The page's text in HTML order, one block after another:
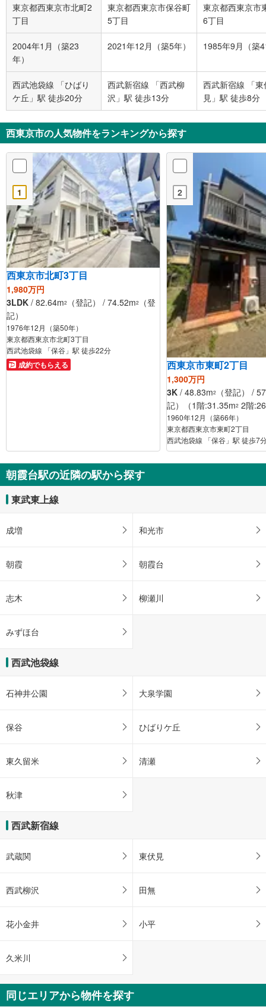
東京都西東京市北町2
丁目
東京都西東京市保谷町
5丁目
東京都西東京市
6丁目
2004年1月（築23
年）
2021年12月（築5年） 1985年9月（築
西武池袋線 「ひばり
ケ丘」駅 徒歩20分
西武新宿線 「西武柳
沢」駅 徒歩13分
西武新宿線 「東
見」駅 徒歩8分
西東京市の人気物件をランキングから探す
1
西東京市北町3丁目
1,980万円
3LDK / 82.64m2 （登記） / 74.52m2
（登
記）
1976年12月（築50年）
東京都西東京市北町3丁目
西武池袋線 「保谷」駅 徒歩22分
成約でもらえる
2
西東京市東町2丁目
1,300万円
3K / 48.83m2
（登記） /
記）（1階:31.35m2 2階
1960年12月（築66年）
東京都西東京市東町2丁目
西武池袋線 「保谷」駅 徒歩7
朝霞台駅の近隣の駅から探す
東武東上線
成増 和光市
朝霞 朝霞台
志木 柳瀬川
みずほ台
西武池袋線
石神井公園 大泉学園
保谷 ひばりケ丘
東久留米 清瀬
秋津
西武新宿線
武蔵関 東伏見
西武柳沢 田無
花小金井 小平
久米川
同じエリアから物件を探す